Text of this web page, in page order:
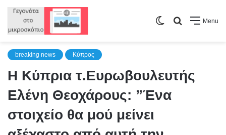
Menu
Search
Switch
breaking news Κύπρος
Η Κύπρια τ.Ευρωβουλευτής
Ελένη Θεοχάρους: ”Ένα
στοιχείο θα μού μείνει